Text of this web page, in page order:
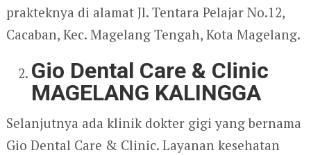
prakteknya di alamat Jl. Tentara Pelajar No.12,
Cacaban, Kec. Magelang Tengah, Kota Magelang.
Gio Dental Care & Clinic
MAGELANG KALINGGA
Selanjutnya ada klinik dokter gigi yang bernama
Gio Dental Care & Clinic. Layanan kesehatan